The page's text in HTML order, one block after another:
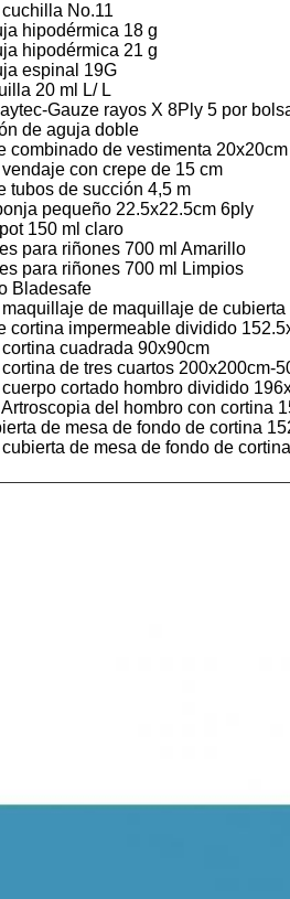
No.11
hipodérmica 18 g
hipodérmica 21 g
espinal 19G
20 ml L/ L
Gauze rayos X 8Ply 5 por
de aguja doble
combinado de vestimenta 20x20cm
con crepe de 15 cm
tubos de succión 4,5 m
pequeño 22.5x22.5cm 6ply
150 ml claro
para riñones 700 ml Amarillo
para riñones 700 ml Limpios
Bladesafe
de maquillaje de cubierta
cortina impermeable dividido
cuadrada 90x90cm
de tres cuartos 200x200cm-
cortado hombro dividido
del hombro con cortina
de mesa de fondo de cortina
de mesa de fondo de